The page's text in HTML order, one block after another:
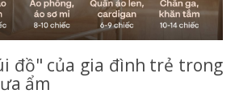
đồ" của gia đình trẻ trong
ẩm